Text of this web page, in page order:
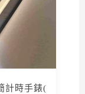
計時手錶(